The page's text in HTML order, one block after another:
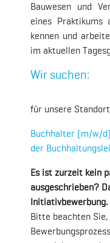
Bauwesen und
eines Praktikums
kennen und
im aktuellen
Wir suchen:
für unsere
Buchhalter (m/w/
der
Es ist zurzeit kein
ausgeschrieben?
Initiativbewerbung.
Bitte beachten Sie,